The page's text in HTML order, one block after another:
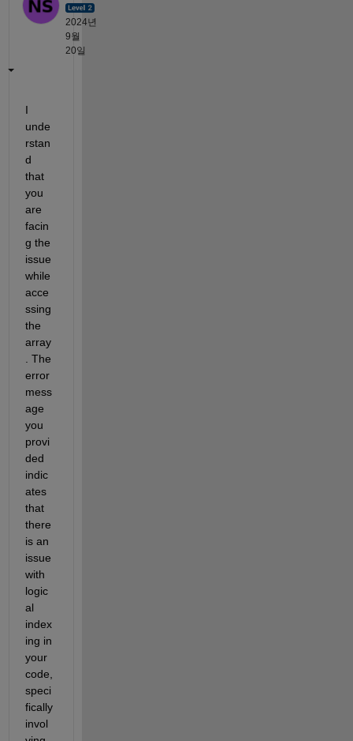
2024년
9월
20일
I
unde
rstan
d
that
you
are
facin
g the
issue
while
acce
ssing
the
array
The
error
mess
age
you
provi
indic
ates
that
there
is an
issue
with
logic
al
index
ing in
your
code,
speci
fically
invol